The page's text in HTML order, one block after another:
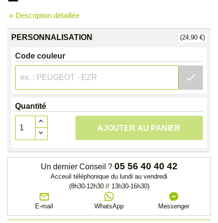
arrow_forward Description détaillée
PERSONNALISATION (24,90 €)
Code couleur
check
Quantité
AJOUTER AU PANIER
Un dernier Conseil ? 05 56 40 40 42
Acceuil téléphonique du lundi au vendredi
(8h30-12h30 // 13h30-16h30)
E-mail WhatsApp Messenger